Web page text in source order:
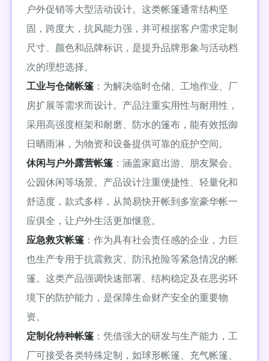
户外促销等大型活动设计。这类帐篷通常结构坚
固，跨度大，抗风能力强，并可根据客户需求定制
尺寸、颜色和品牌标识，是提升品牌形象与活动档
次的理想选择。
工业与仓储帐篷 ：为解决临时仓储、工地作业、厂
房扩展等需求而设计。产品注重实用性与耐用性，
采用高强度框架和耐磨、防水的篷布，能有效抵御
日晒雨淋，为物资和设备提供可靠的庇护空间。
休闲与户外露营帐篷 ：涵盖家庭出游、朋友聚会、
公园休闲等场景。产品设计注重便捷性、轻量化和
舒适度，款式多样，从简易快开帐到多室豪华帐一
应俱全，让户外生活更加惬意。
应急救灾帐篷 ：作为具有社会责任感的企业，力巨
也生产专用于抗震救灾、防汛抢险等紧急情况的帐
篷。这类产品强调快速部署、结构稳定及在恶劣环
境下的防护能力，是保障生命财产安全的重要物
资。
定制化特种帐篷 ：凭借强大的研发与生产能力，工
厂可接受各类特殊定制，如球形帐篷、充气帐篷、